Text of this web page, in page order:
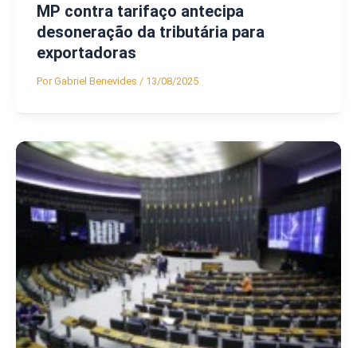
MP contra tarifaço antecipa
desoneração da tributária para
exportadoras
PorGabriel Benevides / 13/08/2025